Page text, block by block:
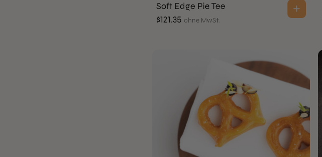
Soft Edge Pie Tee
$121.35 ohne MwSt.